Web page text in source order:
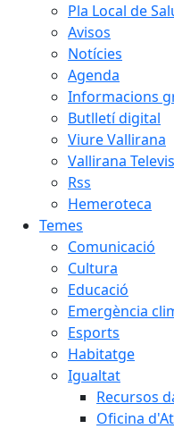
Pla Local de
Avisos
Notícies
Agenda
Informacions
Butlletí digital
Viure Vallirana
Vallirana
Rss
Hemeroteca
Temes
Comunicació
Cultura
Educació
Emergència
Esports
Habitatge
Igualtat
Recursos
Oficina